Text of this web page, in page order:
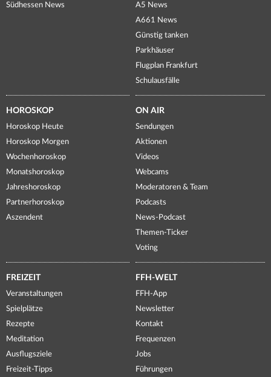
Südhessen News
A5 News
A661 News
Günstig tanken
Parkhäuser
Flugplan Frankfurt
Schulausfälle
HOROSKOP
Horoskop Heute
Horoskop Morgen
Wochenhoroskop
Monatshoroskop
Jahreshoroskop
Partnerhoroskop
Aszendent
ON AIR
Sendungen
Aktionen
Videos
Webcams
Moderatoren & Team
Podcasts
News-Podcast
Themen-Ticker
Voting
FREIZEIT
Veranstaltungen
Spielplätze
Rezepte
Meditation
Ausflugsziele
Freizeit-Tipps
FFH-WELT
FFH-App
Newsletter
Kontakt
Frequenzen
Jobs
Führungen